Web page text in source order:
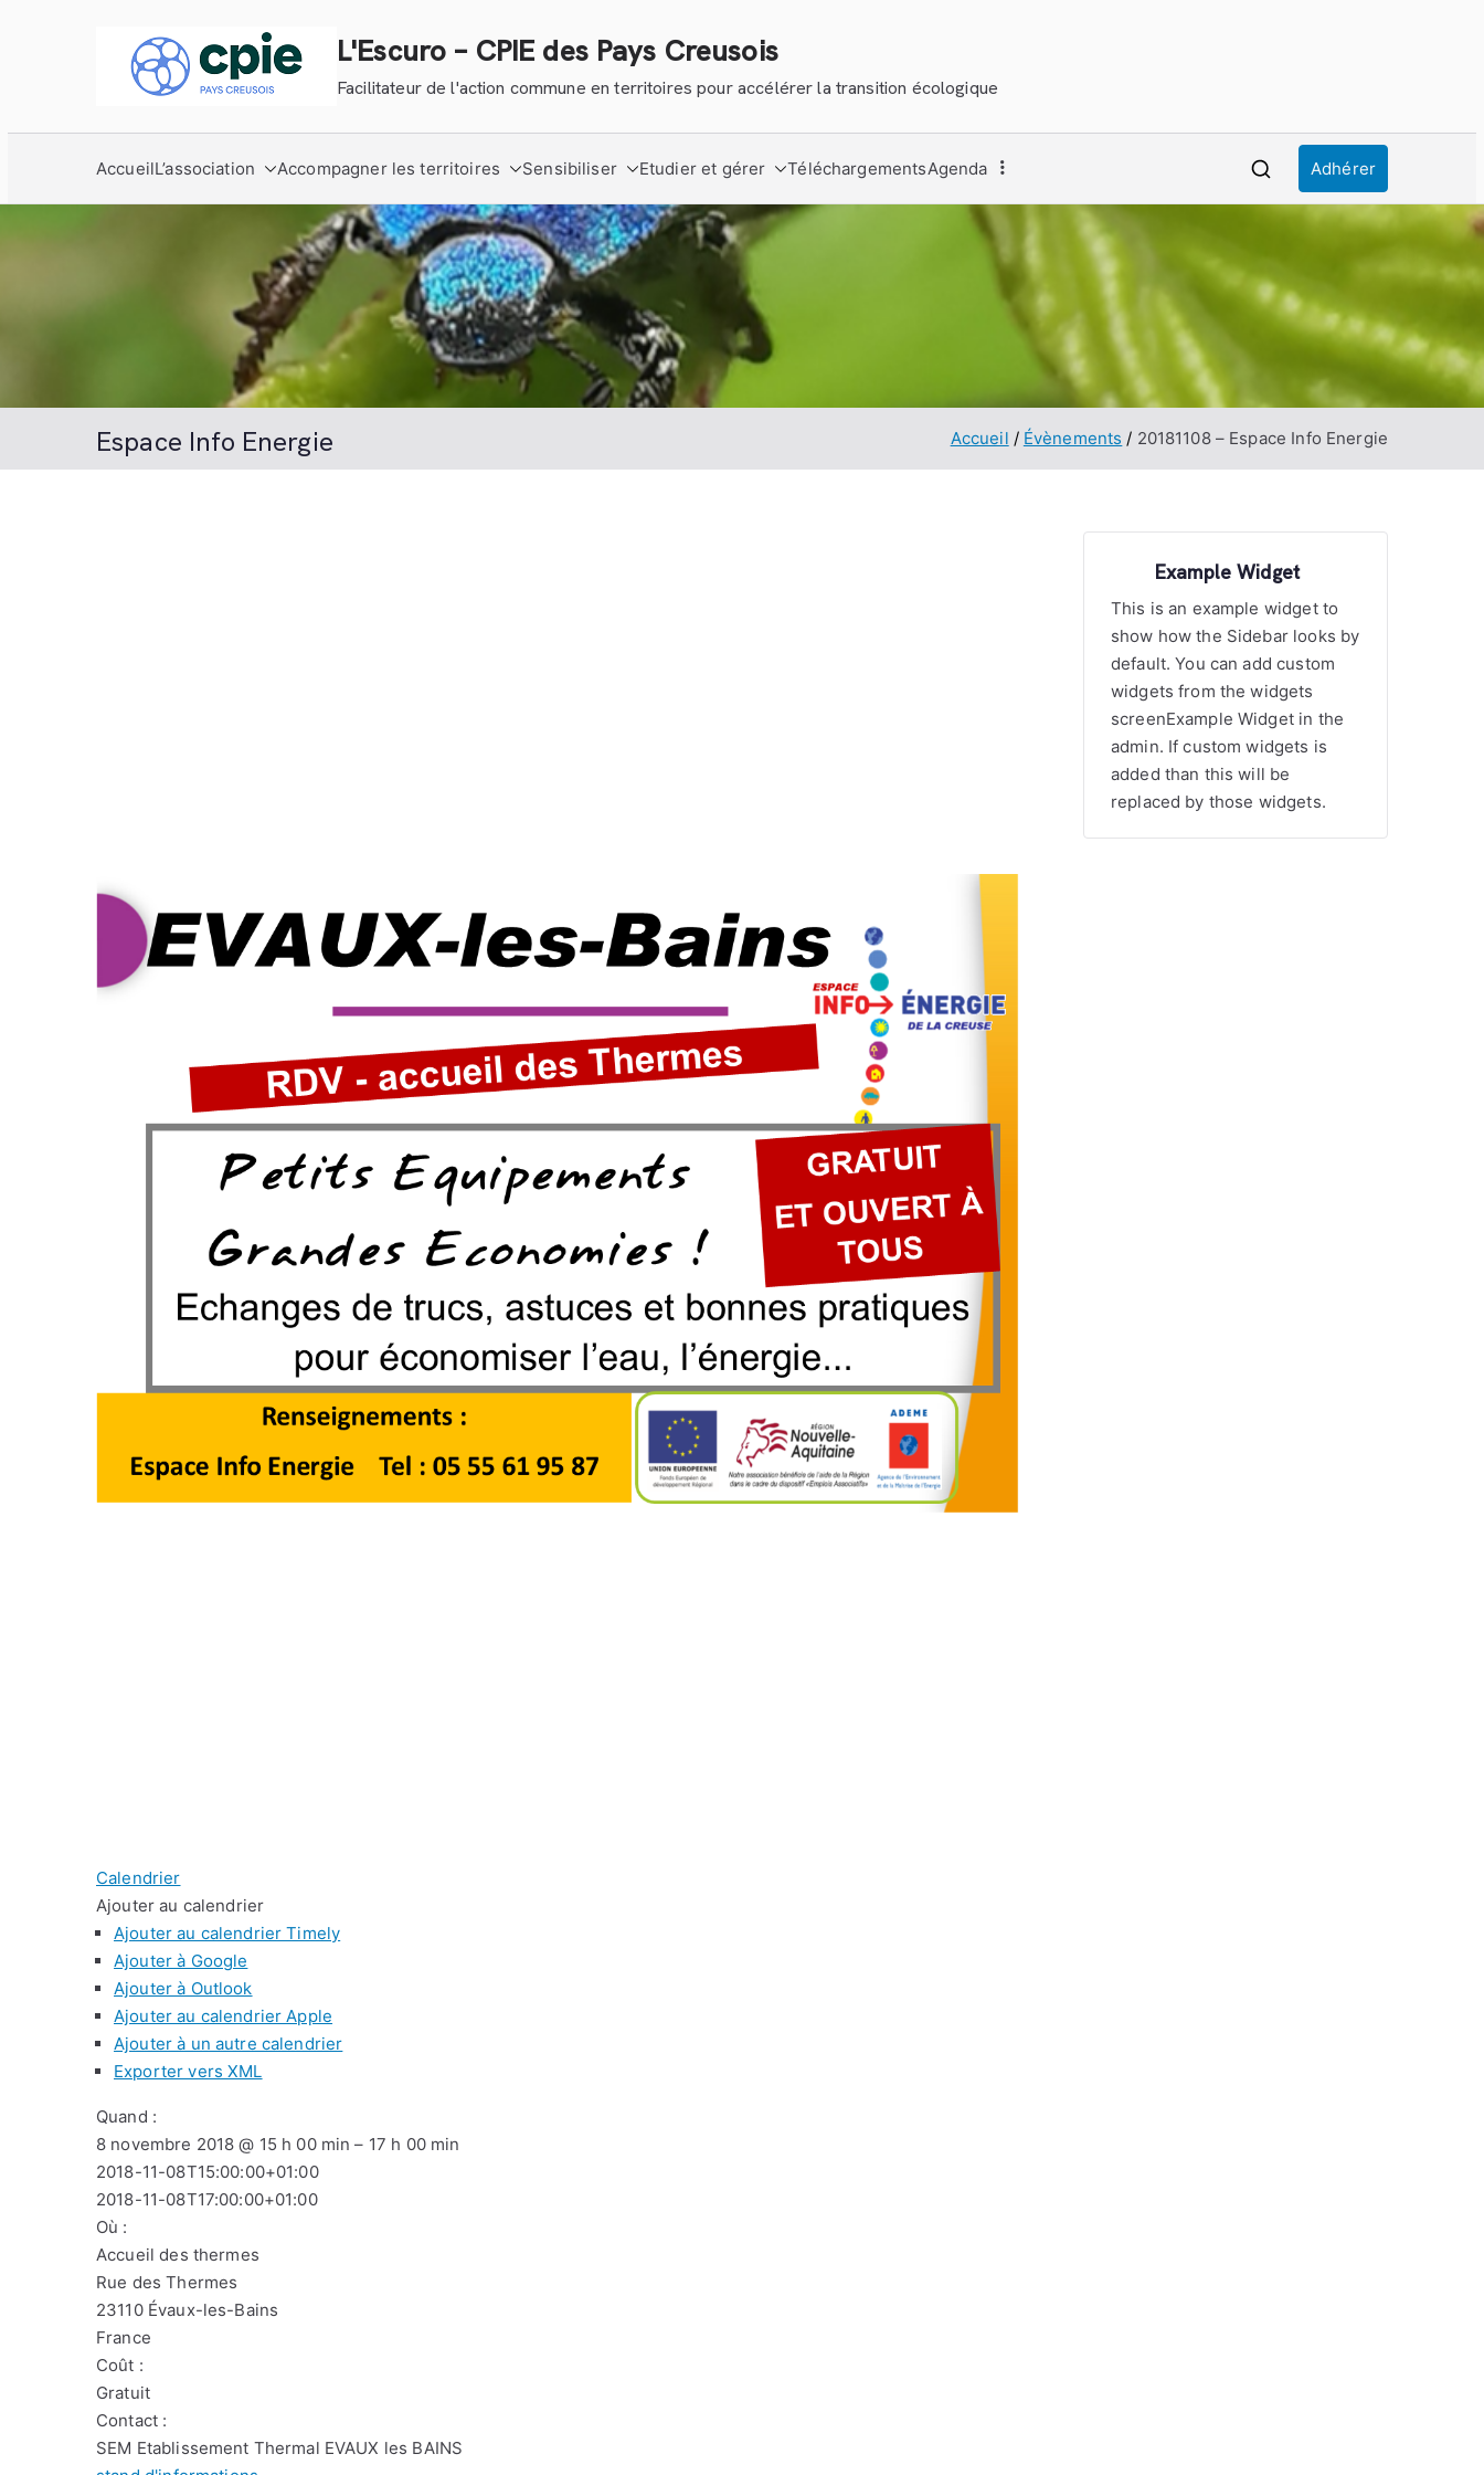
L'Escuro – CPIE des Pays Creusois
Facilitateur de l'action commune en territoires pour accélérer la transition écologique
AccueilL’association Accompagner les territoires Sensibiliser Etudier et gérer TéléchargementsAgenda Adhérer
Espace Info Energie Accueil Évènements 20181108 – Espace Info Energie
Calendrier
Ajouter au calendrier
Ajouter au calendrier Timely
Ajouter à Google
Ajouter à Outlook
Ajouter au calendrier Apple
Ajouter à un autre calendrier
Exporter vers XML
Quand :
8 novembre 2018 @ 15 h 00 min – 17 h 00 min
2018-11-08T15:00:00+01:00
2018-11-08T17:00:00+01:00
Où :
Accueil des thermes
Rue des Thermes
23110 Évaux-les-Bains
France
Coût :
Gratuit
Contact :
SEM Etablissement Thermal EVAUX les BAINS
Example Widget
This is an example widget to
show how the Sidebar looks by
default. You can add custom
widgets from the widgets
screenExample Widget in the
admin. If custom widgets is
added than this will be
replaced by those widgets.